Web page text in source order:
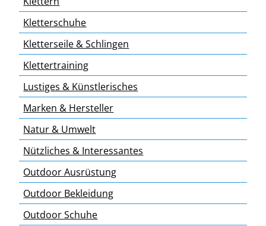
Kletterschuhe
Kletterseile & Schlingen
Klettertraining
Lustiges & Künstlerisches
Marken & Hersteller
Natur & Umwelt
Nützliches & Interessantes
Outdoor Ausrüstung
Outdoor Bekleidung
Outdoor Schuhe